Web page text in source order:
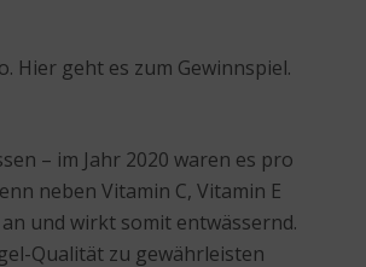
Hier geht es zum Gewinnspiel.
– im Jahr 2020 waren es pro
neben Vitamin C, Vitamin E
und wirkt somit entwässernd.
Qualität zu gewährleisten